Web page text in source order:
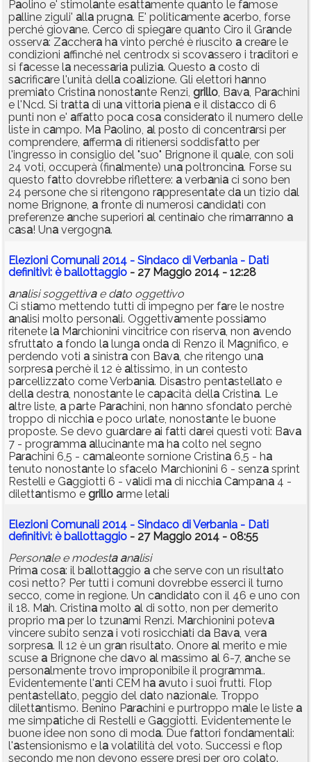
Paolino e' stimolante esattamente quanto le famose
palline ziguli' alla prugna. E' politicamente acerbo, forse
perché giovane. Cerco di spiegare quanto Ciro il Grande
osserva: Zacchera ha vinto perché è riuscito a creare le
condizioni affinché nel centrodx sì scovassero i traditori e
si facesse la necessaria pulizia. Questo a costo di
sacrificare l'unità della coalizione. Gli elettori hanno
premiato Cristina nonostante Renzi, grillo, Bava, Parachini
e l'Ncd. Si tratta di una vittoria piena e il distacco di 6
punti non e' affatto poca cosa considerato il numero delle
liste in campo. Ma Paolino, al posto di concentrarsi per
comprendere, afferma di ritienersi soddisfatto per
l'ingresso in consiglio del "suo" Brignone il quale, con soli
24 voti, occuperà (finalmente) una poltroncina. Forse su
questo fatto dovrebbe riflettere: a verbania ci sono ben
24 persone che si ritengono rappresentate da un tizio dal
nome Brignone, a fronte di numerosi candidati con
preferenze anche superiori al centinaio che rimarranno a
casa! Una vergogna.
Elezioni Comunali 2014 - Sindaco di Verbania - Dati
definitivi: è ballottaggio - 27 Maggio 2014 - 12:28
analisi soggettivae dato oggettivo
Ci stiamo mettendo tutti di impegno per fare le nostre
analisi molto personali. Oggettivamente possiamo
ritenete la Marchionini vincitrice con riserva, non avendo
sfruttato a fondo la lunga onda di Renzo il Magnifico, e
perdendo voti a sinistra con Bava, che ritengo una
sorpresa perchè il 12 è altissimo, in un contesto
parcellizzato come Verbania. Disastro pentastellato e
della destra, nonostante le capacità della Cristina. Le
altre liste, a parte Parachini, non hanno sfondato perchè
troppo di nicchia e poco urlate, nonostante le buone
proposte. Se devo guardare ai fatti darei questi voti: Bava
7 - programma allucinante ma ha colto nel segno
Parachini 6,5 - camaleonte sornione Cristina 6,5 - ha
tenuto nonostante lo sfacelo Marchionini 6 - senza sprint
Restelli e Gaggiotti 6 - validi ma di nicchia Campana 4 -
dilettantismo e grillo arme letali
Elezioni Comunali 2014 - Sindaco di Verbania - Dati
definitivi: è ballottaggio - 27 Maggio 2014 - 08:55
Personale e modesta analisi
Prima cosa: il ballottaggio a che serve con un risultato
così netto? Per tutti i comuni dovrebbe esserci il turno
secco, come in regione. Un candidato con il 46 e uno con
il 18. Mah. Cristina molto al di sotto, non per demerito
proprio ma per lo tzunami Renzi. Marchionini poteva
vincere subito senza i voti rosicchiati da Bava, vera
sorpresa. Il 12 è un gran risultato. Onore al merito e mie
scuse a Brignone che davo al massimo al 6-7, anche se
personalmente trovo improponibile il programma..
Evidentemente l'anti CEM ha avuto i suoi frutti. Flop
pentastellato, peggio del dato nazionale. Troppo
dilettantismo. Benino Parachini e purtroppo male le liste a
me simpatiche di Restelli e Gaggiotti. Evidentemente le
buone idee non sono di moda. Due fattori fondamentali:
l'astensionismo e la volatilità del voto. Successi e flop
secondo me non devono essere presi per oro colato.